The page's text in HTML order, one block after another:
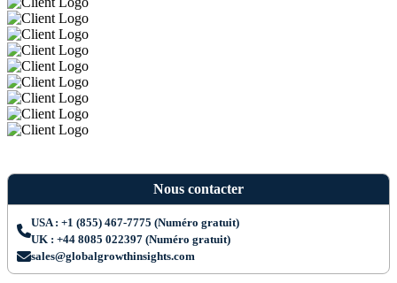
Nous contacter
USA : +1 (855) 467-7775 (Numéro gratuit)
UK : +44 8085 022397 (Numéro gratuit)
sales@globalgrowthinsights.com